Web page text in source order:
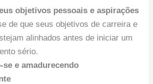
objetivos pessoais e aspirações
de que seus objetivos de carreira e
alinhados antes de iniciar um
sério.
e amadurecendo